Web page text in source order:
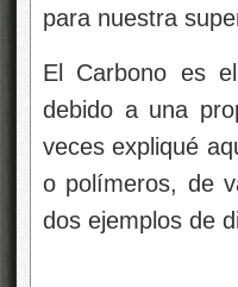
para nuestra
El Carbono es
debido a una
veces expliqué
o polímeros, de
dos ejemplos de